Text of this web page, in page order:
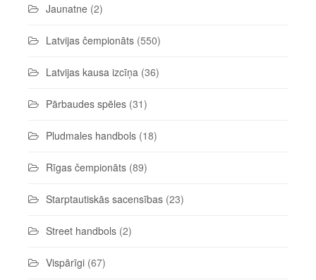
Jaunatne (2)
Latvijas čempionāts (550)
Latvijas kausa izcīņa (36)
Pārbaudes spēles (31)
Pludmales handbols (18)
Rīgas čempionāts (89)
Starptautiskās sacensības (23)
Street handbols (2)
Vispārīgi (67)